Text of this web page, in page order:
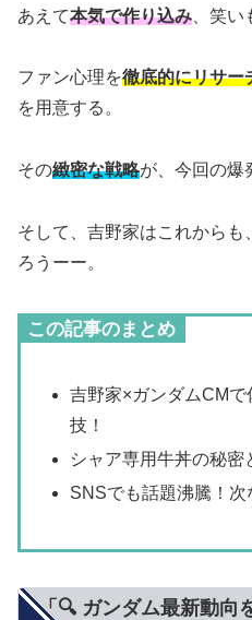
あえて本気で作り込み 、笑
ファン心理を徹底的にリサー
を用意する。
その緻密な戦略が、今回の爆
そして、吉野家はこれからも、
ろうーー。
この記事のまとめ
吉野家×ガンダムCM
技！
シャア専用牛丼の秘密
SNSでも話題沸騰！次
「🔍 ガンダム最新動向